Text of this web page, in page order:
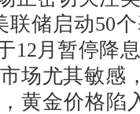
联储启动50
12月暂停降
场尤其敏感
黄金价格陷